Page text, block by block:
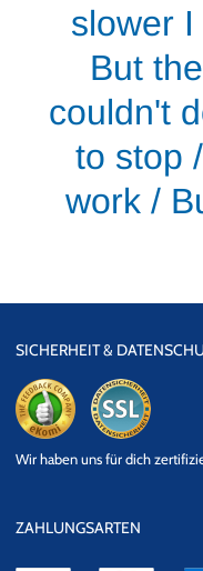
slower
But
couldn't
to stop
work /
SICHERHEIT &
Datensicherheit
Wir haben uns für dich
ZAHLUNGSARTEN